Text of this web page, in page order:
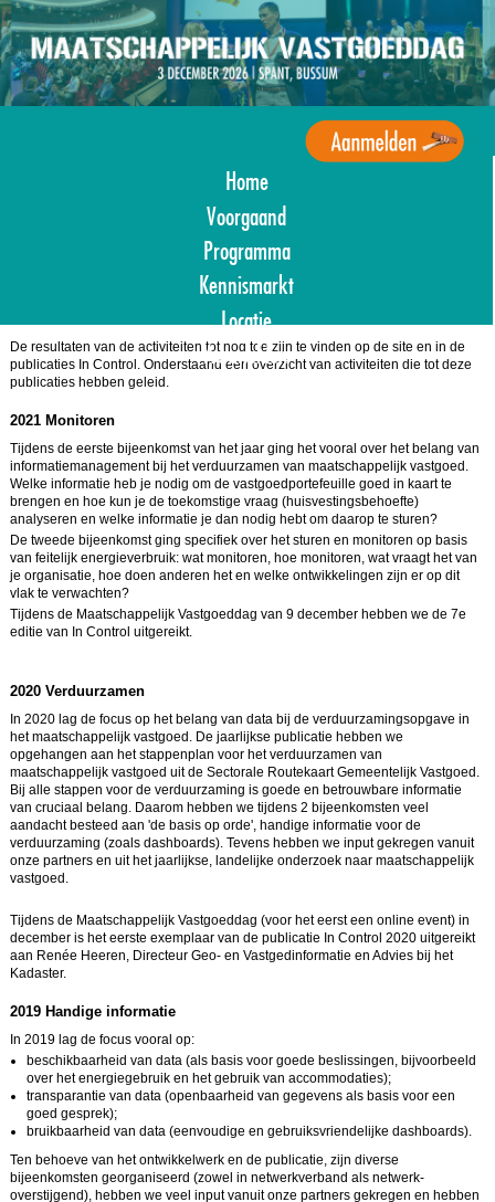
Overslaan
en
naar
de
inhoud
gaan
Home
Voorgaand
Programma
Kennismarkt
Locatie
Aanmelden
De resultaten van de activiteiten tot nog toe zijn te vinden op de site en in de
publicaties In Control. Onderstaand een overzicht van activiteiten die tot deze
publicaties hebben geleid.
2021 Monitoren
Tijdens de eerste bijeenkomst van het jaar ging het vooral over het belang van
informatiemanagement bij het verduurzamen van maatschappelijk vastgoed.
Welke informatie heb je nodig om de vastgoedportefeuille goed in kaart te
brengen en hoe kun je de toekomstige vraag (huisvestingsbehoefte)
analyseren en welke informatie je dan nodig hebt om daarop te sturen?
De tweede bijeenkomst ging specifiek over het sturen en monitoren op basis
van feitelijk energieverbruik: wat monitoren, hoe monitoren, wat vraagt het van
je organisatie, hoe doen anderen het en welke ontwikkelingen zijn er op dit
vlak te verwachten?
Tijdens de Maatschappelijk Vastgoeddag van 9 december hebben we de 7e
editie van In Control uitgereikt.
2020 Verduurzamen
In 2020 lag de focus op het belang van data bij de verduurzamingsopgave in
het maatschappelijk vastgoed. De jaarlijkse publicatie hebben we
opgehangen aan het stappenplan voor het verduurzamen van
maatschappelijk vastgoed uit de Sectorale Routekaart Gemeentelijk Vastgoed.
Bij alle stappen voor de verduurzaming is goede en betrouwbare informatie
van cruciaal belang. Daarom hebben we tijdens 2 bijeenkomsten veel
aandacht besteed aan 'de basis op orde', handige informatie voor de
verduurzaming (zoals dashboards). Tevens hebben we input gekregen vanuit
onze partners en uit het jaarlijkse, landelijke onderzoek naar maatschappelijk
vastgoed.
Tijdens de Maatschappelijk Vastgoeddag (voor het eerst een online event) in
december is het eerste exemplaar van de publicatie In Control 2020 uitgereikt
aan Renée Heeren, Directeur Geo- en Vastgedinformatie en Advies bij het
Kadaster.
2019 Handige informatie
In 2019 lag de focus vooral op:
beschikbaarheid van data (als basis voor goede beslissingen, bijvoorbeeld
over het energiegebruik en het gebruik van accommodaties);
transparantie van data (openbaarheid van gegevens als basis voor een
goed gesprek);
bruikbaarheid van data (eenvoudige en gebruiksvriendelijke dashboards).
Ten behoeve van het ontwikkelwerk en de publicatie, zijn diverse
bijeenkomsten georganiseerd (zowel in netwerkverband als netwerk-
overstijgend), hebben we veel input vanuit onze partners gekregen en hebben